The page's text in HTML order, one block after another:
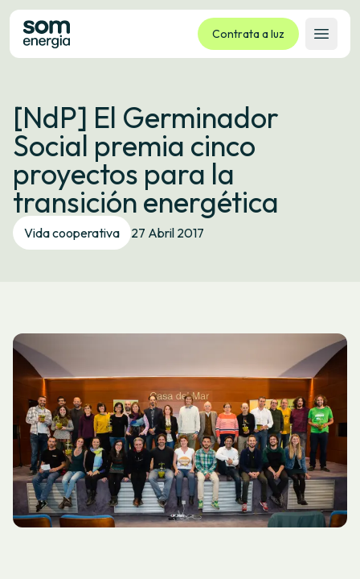
Contrata a luz
Abrir
Tarifas
Servizos
Empresas
La cooperativa
Contacto
Trámites
[NdP] El Germinador
Social premia cinco
proyectos para la
transición energética
Vida cooperativa 27 Abril 2017